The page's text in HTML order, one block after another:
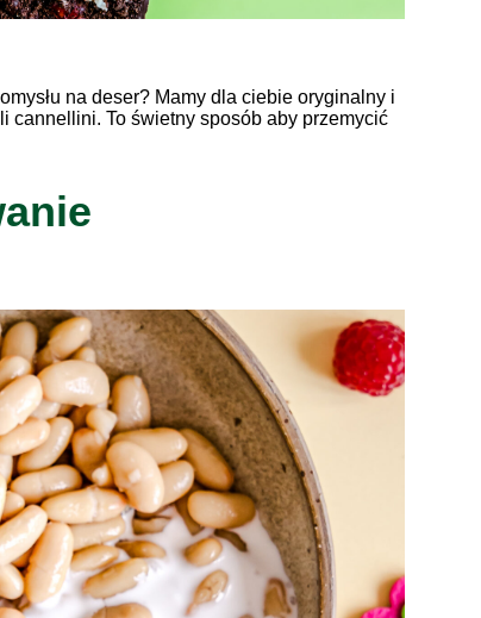
na deser? Mamy dla ciebie oryginalny i
cannellini. To świetny sposób aby przemycić